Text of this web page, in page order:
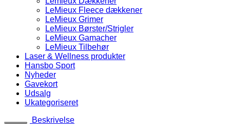
LeMieux Fleece dækkener
LeMieux Grimer
LeMieux Børster/Strigler
LeMieux Gamacher
LeMieux Tilbehør
Laser & Wellness produkter
Hansbo Sport
Nyheder
Gavekort
Udsalg
Ukategoriseret
Beskrivelse